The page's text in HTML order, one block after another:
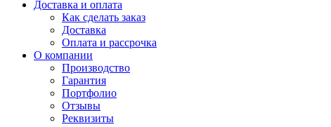
Доставка и оплата
Как сделать заказ
Доставка
Оплата и рассрочка
О компании
Производство
Гарантия
Портфолио
Отзывы
Реквизиты